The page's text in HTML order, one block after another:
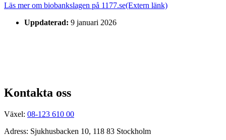
Läs mer om biobankslagen på 1177.se(Extern länk)
Uppdaterad: 9 januari 2026
Kontakta oss
Växel: 08-123 610 00
Adress: Sjukhusbacken 10, 118 83 Stockholm